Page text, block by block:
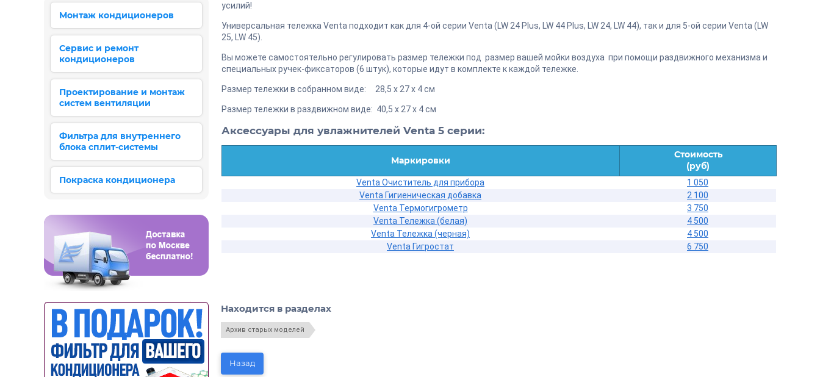
усилий!
Универсальная тележка Venta подходит как для 4-ой серии Venta (LW 24 Plus, LW 44 Plus, LW 24, LW 44), так и для 5-ой серии Venta (LW
25, LW 45).
Вы можете самостоятельно регулировать размер тележки под размер вашей мойки воздуха при помощи раздвижного механизма и
специальных ручек-фиксаторов (6 штук), которые идут в комплекте к каждой тележке.
Размер тележки в собранном виде: 28,5 х 27 х 4 см
Размер тележки в раздвижном виде: 40,5 х 27 х 4 см
Аксессуары для увлажнителей Venta 5 серии:
Маркировки
Стоимость
(руб)
Venta Очиститель для прибора
1 050
Venta Гигиеническая добавка
2 100
Venta Термогигрометр
3 750
Venta Тележка (белая)
4 500
Venta Тележка (черная)
4 500
Venta Гигростат
6 750
Находится в разделах
Архив старых моделей
Назад
Монтаж кондиционеров
Сервис и ремонт
кондиционеров
Проектирование и монтаж
систем вентиляции
Фильтра для внутреннего
блока сплит-системы
Покраска кондиционера